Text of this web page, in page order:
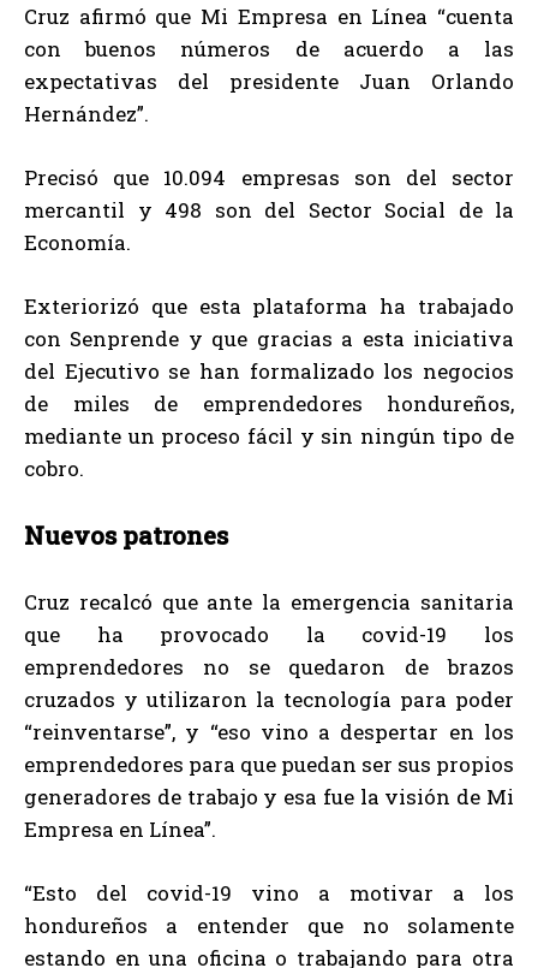
Cruz afirmó que Mi Empresa en Línea “cuenta
con buenos números de acuerdo a las
expectativas del presidente Juan Orlando
Hernández”.
Precisó que 10.094 empresas son del sector
mercantil y 498 son del Sector Social de la
Economía.
Exteriorizó que esta plataforma ha trabajado
con Senprende y que gracias a esta iniciativa
del Ejecutivo se han formalizado los negocios
de miles de emprendedores hondureños,
mediante un proceso fácil y sin ningún tipo de
cobro.
Nuevos patrones
Cruz recalcó que ante la emergencia sanitaria
que ha provocado la covid-19 los
emprendedores no se quedaron de brazos
cruzados y utilizaron la tecnología para poder
“reinventarse”, y “eso vino a despertar en los
emprendedores para que puedan ser sus propios
generadores de trabajo y esa fue la visión de Mi
Empresa en Línea”.
“Esto del covid-19 vino a motivar a los
hondureños a entender que no solamente
estando en una oficina o trabajando para otra